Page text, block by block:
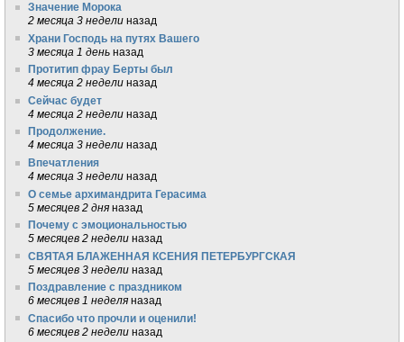
Значение Морока
2 месяца 3 недели назад
Храни Господь на путях Вашего
3 месяца 1 день назад
Протитип фрау Берты был
4 месяца 2 недели назад
Сейчас будет
4 месяца 2 недели назад
Продолжение.
4 месяца 3 недели назад
Впечатления
4 месяца 3 недели назад
О семье архимандрита Герасима
5 месяцев 2 дня назад
Почему с эмоциональностью
5 месяцев 2 недели назад
СВЯТАЯ БЛАЖЕННАЯ КСЕНИЯ ПЕТЕРБУРГСКАЯ
5 месяцев 3 недели назад
Поздравление с праздником
6 месяцев 1 неделя назад
Спасибо что прочли и оценили!
6 месяцев 2 недели назад